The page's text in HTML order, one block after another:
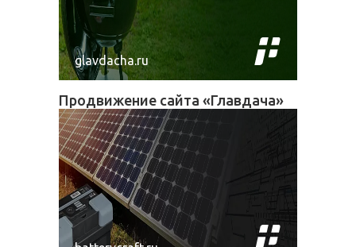
glavdacha.ru
Продвижение сайта «Главдача»